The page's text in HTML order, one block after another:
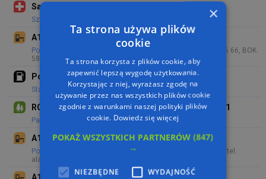
Samodzielny Publiczny Szpital Kliniczny Nr 1
Szpital
A1, PPO Rusocin
Pobór opłaty za przejazd
● Rusocin, tel. alarmowy 58 530 66 66, BOK
58 530 66 89.
Pod Żaglami 1
Stacja paliw ● Sportowa 8, 81-300 Gdynia, tel. 58 660 96 29.
ROD im. Franciszka Żwirki i Stanisława Wigury Nr 1
Park, Ogród ● Pruszcz Gdański.
A1, SPO Stanisławie
Pobór opłaty za przejazd
● A1 x DW224, Stanisławie-Tczew, tel.
alarmowy 58 530 66 66, BOK 58 530 66 89.
×
Ta strona używa plików
cookie
Ta strona korzysta z plików cookie, aby
zapewnić lepszą wygodę użytkowania.
Korzystając z niej, wyrażasz zgodę na
używanie przez nas wszystkich plików cookie
zgodnie z warunkami naszej polityki plików
cookie. Dowiedz się więcej
POKAŻ WSZYSTKICH PARTNERÓW(847)
→
NIEZBĘDNE WYDAJNOŚĆ